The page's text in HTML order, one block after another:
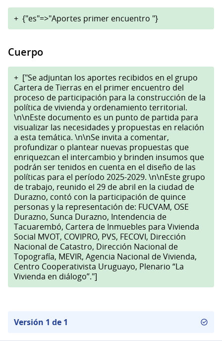
+ {"es"=>"Aportes primer encuentro "}
Cuerpo
+ ["Se adjuntan los aportes recibidos en el grupo
Cartera de Tierras en el primer encuentro del
proceso de participación para la construcción de la
política de vivienda y ordenamiento territorial.
\n\nEste documento es un punto de partida para
visualizar las necesidades y propuestas en relación
a esta temática. \n\nSe invita a comentar,
profundizar o plantear nuevas propuestas que
enriquezcan el intercambio y brinden insumos que
podrán ser tenidos en cuenta en el diseño de las
políticas para el período 2025-2029. \n\nEste grupo
de trabajo, reunido el 29 de abril en la ciudad de
Durazno, contó con la participación de quince
personas y la representación de: FUCVAM, OSE
Durazno, Sunca Durazno, Intendencia de
Tacuarembó, Cartera de Inmuebles para Vivienda
Social MVOT, COVIPRO, PVS, FECOVI, Dirección
Nacional de Catastro, Dirección Nacional de
Topografía, MEVIR, Agencia Nacional de Vivienda,
Centro Cooperativista Uruguayo, Plenario “La
Vivienda en diálogo”."]
Versión 1 de 1